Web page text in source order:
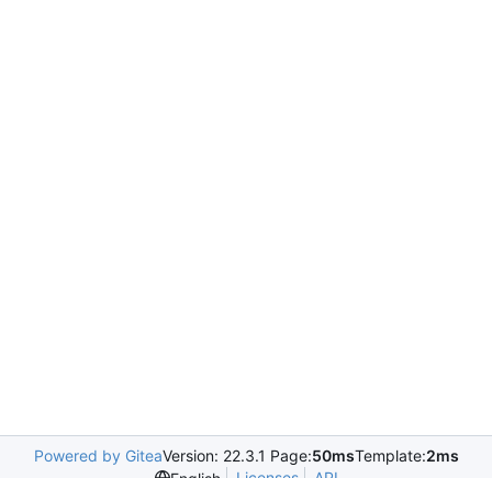
Powered by GiteaVersion: 22.3.1 Page:50msTemplate:2ms